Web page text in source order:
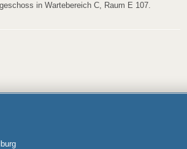
in Wartebereich C, Raum E 107.